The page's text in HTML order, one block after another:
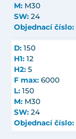
M: M30
SW: 24
Objednací číslo:
D: 150
H1: 12
H2: 5
F max: 6000
L: 150
M: M30
SW: 24
Objednací číslo: